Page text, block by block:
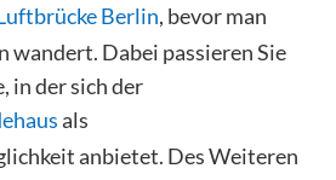
Berlin, bevor man
wandert. Dabei passieren Sie
in der sich der
als
anbietet. Des Weiteren